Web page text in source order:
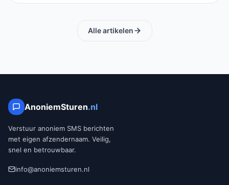
Alle artikelen
AnoniemSturen.nl
Verstuur anoniem SMS berichten
met eigen afzendernaam. Veilig,
snel en betrouwbaar.
info@anoniemsturen.nl